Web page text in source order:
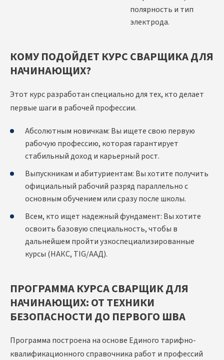
полярность и тип
электрода.
КОМУ ПОДОЙДЕТ КУРС СВАРЩИКА ДЛЯ
НАЧИНАЮЩИХ?
Этот курс разработан специально для тех, кто делает
первые шаги в рабочей профессии.
Абсолютным новичкам: Вы ищете свою первую
рабочую профессию, которая гарантирует
стабильный доход и карьерный рост.
Выпускникам и абитуриентам: Вы хотите получить
официальный рабочий разряд параллельно с
основным обучением или сразу после школы.
Всем, кто ищет надежный фундамент: Вы хотите
освоить базовую специальность, чтобы в
дальнейшем пройти узкоспециализированные
курсы (НАКС, TIG/ААД).
ПРОГРАММА КУРСА СВАРЩИК ДЛЯ
НАЧИНАЮЩИХ: ОТ ТЕХНИКИ
БЕЗОПАСНОСТИ ДО ПЕРВОГО ШВА
Программа построена на основе Единого тарифно-
квалификационного справочника работ и профессий